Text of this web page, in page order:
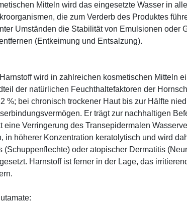
Mitteln wird das eingesetzte Wasser in
die zum Verderb des Produktes
Umständen die Stabilität von Emulsionen oder
(Entkeimung und Entsalzung).
wird in zahlreichen kosmetischen Mitteln
der natürlichen Feuchthaltefaktoren der
%; bei chronisch trockener Haut bis zur Hälfte
Er trägt zur nachhaltigen
eine Verringerung des Transepidermalen
in höherer Konzentration keratolytisch und wird
(Schuppenflechte) oder atopischer Dermatitis
Harnstoff ist ferner in der Lage, das